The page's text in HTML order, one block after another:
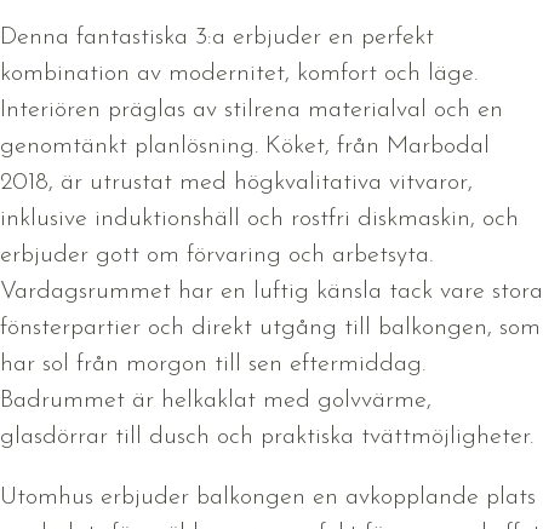
Denna fantastiska 3:a erbjuder en perfekt
kombination av modernitet, komfort och läge.
Interiören präglas av stilrena materialval och en
genomtänkt planlösning. Köket, från Marbodal
2018, är utrustat med högkvalitativa vitvaror,
inklusive induktionshäll och rostfri diskmaskin, och
erbjuder gott om förvaring och arbetsyta.
Vardagsrummet har en luftig känsla tack vare stora
fönsterpartier och direkt utgång till balkongen, som
har sol från morgon till sen eftermiddag.
Badrummet är helkaklat med golvvärme,
glasdörrar till dusch och praktiska tvättmöjligheter.
Utomhus erbjuder balkongen en avkopplande plats